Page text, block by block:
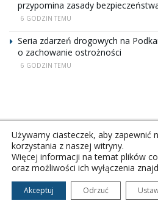
przypomina zasady
6 GODZIN TEMU
Seria zdarzeń drogowych na
o zachowanie ostrożności
6 GODZIN TEMU
Copyright © 2026Polskie Radio
Wszelkie prawa zastrzeżone.
Używamy ciasteczek, aby zapewnić
korzystania z naszej witryny.
Więcej informacji na temat plików
oraz możliwości ich wyłączenia
Akceptuj Odrzuć